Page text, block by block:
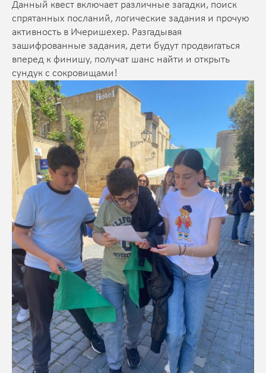
Данный квест включает различные загадки, поиск
спрятанных посланий, логические задания и прочую
активность в Ичеришехер. Разгадывая
зашифрованные задания, дети будут продвигаться
вперед к финишу, получат шанс найти и открыть
сундук с сокровищами!